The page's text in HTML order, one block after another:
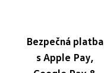
Bezpečná platba
s Apple Pay,